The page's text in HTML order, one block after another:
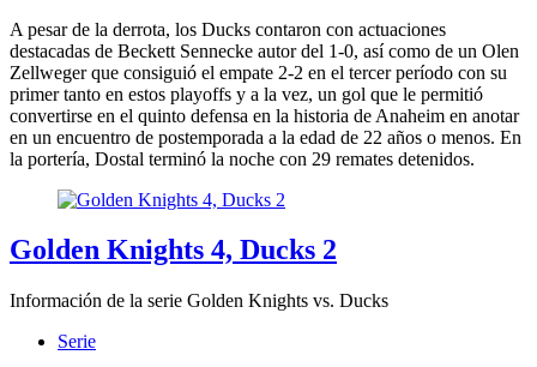
A pesar de la derrota, los Ducks contaron con actuaciones
destacadas de Beckett Sennecke autor del 1-0, así como de un Olen
Zellweger que consiguió el empate 2-2 en el tercer período con su
primer tanto en estos playoffs y a la vez, un gol que le permitió
convertirse en el quinto defensa en la historia de Anaheim en anotar
en un encuentro de postemporada a la edad de 22 años o menos. En
la portería, Dostal terminó la noche con 29 remates detenidos.
Golden Knights 4, Ducks 2
Información de la serie Golden Knights vs. Ducks
Serie